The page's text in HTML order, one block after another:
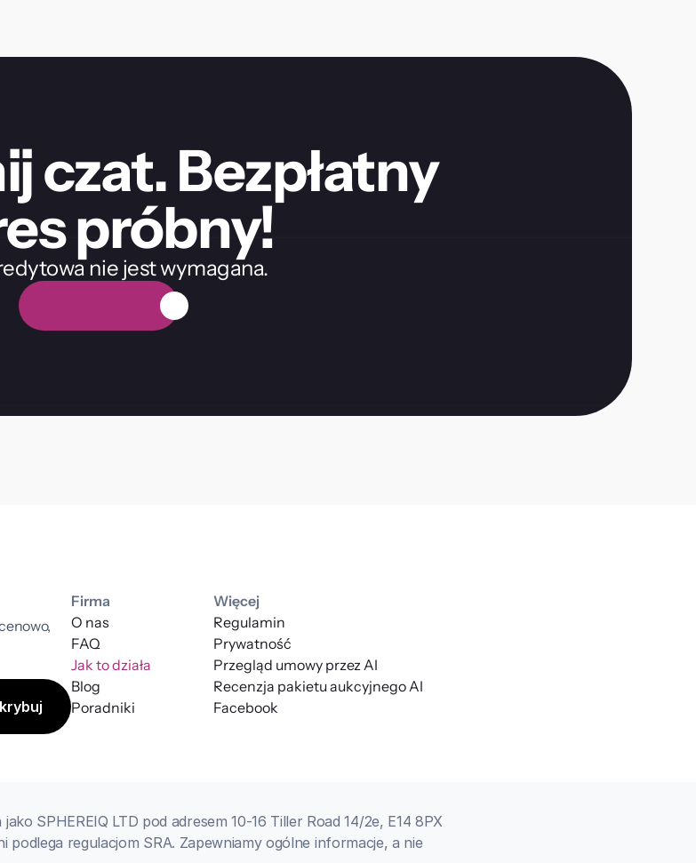
czat. Bezpłatny
próbny!
nie jest wymagana.
a y
Firma
O nas
FAQ
Jak to działa
Blog
Poradniki
Więcej
Regulamin
Prywatność
Przegląd umowy przez AI
Recenzja pakietu aukcyjnego AI
Facebook
SPHEREIQ LTD pod adresem 10-16 Tiller Road 14/2e, E14 8PX
regulacjom SRA. Zapewniamy ogólne informacje, a nie